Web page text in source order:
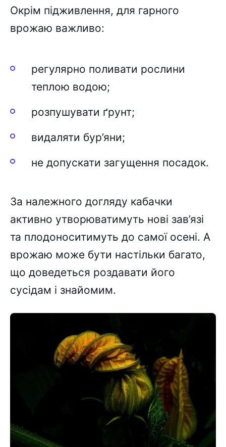
Окрім підживлення, для гарного
врожаю важливо:
регулярно поливати рослини
теплою водою;
розпушувати ґрунт;
видаляти бур’яни;
не допускати загущення посадок.
За належного догляду кабачки
активно утворюватимуть нові зав’язі
та плодоноситимуть до самої осені. А
врожаю може бути настільки багато,
що доведеться роздавати його
сусідам і знайомим.